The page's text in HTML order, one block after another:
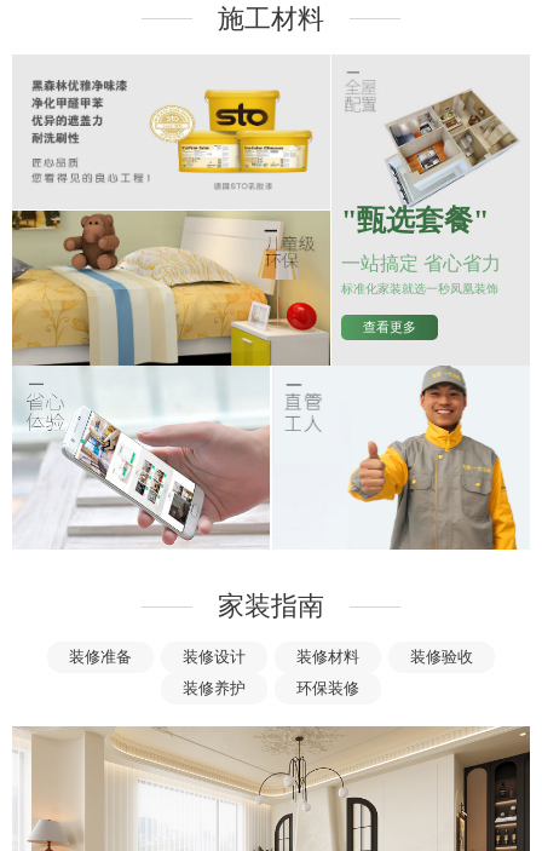
——— 施工材料 ———
"甄选套餐"
一站搞定 省心省力
标准化家装就选一秒凤凰装饰
查看更多
——— 家装指南 ———
装修准备 装修设计 装修材料
装修验收
装修养护
环保装修